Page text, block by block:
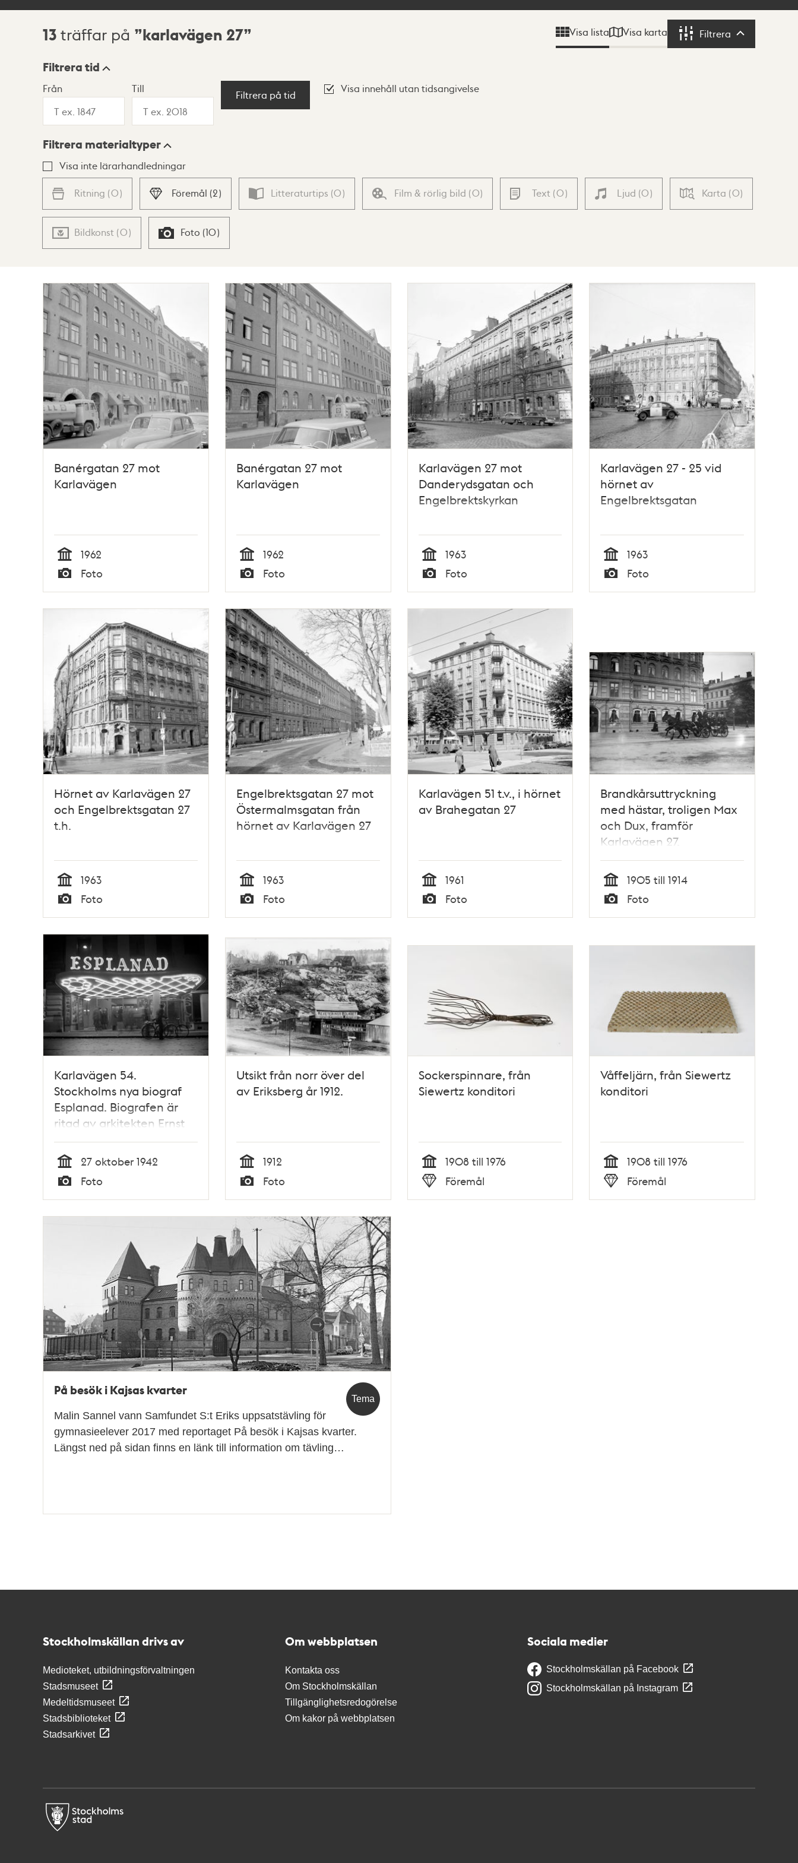
Sökresultat
13 träffar på karlavägen 27 Visa lista Visa karta Filtrera Filtrera
Visningsläge
Lista Karta
Filtrera tid
Från Till
Filtrera på tid
Visa innehåll utan tidsangivelse
Filtrera materialtyper
Visa inte lärarhandledningar
Ritning (0) Föremål (2) Litteraturtips (0) Film & rörlig bild (0) Text (0) Ljud (0) Karta (0)
Bildkonst (0) Foto (10)
Banérgatan 27 mot
Karlavägen
Tid
1962
Typ
Foto
Banérgatan 27 mot
Karlavägen
Tid
1962
Typ
Foto
Karlavägen 27 mot
Danderydsgatan och
Engelbrektskyrkan
Tid
1963
Typ
Foto
Karlavägen 27 - 25 vid
hörnet av
Engelbrektsgatan
Tid
1963
Typ
Foto
Hörnet av Karlavägen 27
och Engelbrektsgatan 27
t.h.
Tid
1963
Typ
Foto
Engelbrektsgatan 27 mot
Östermalmsgatan från
hörnet av Karlavägen 27
Tid
1963
Typ
Foto
Karlavägen 51 t.v., i hörnet
av Brahegatan 27
Tid
1961
Typ
Foto
Brandkårsuttryckning
med hästar, troligen Max
och Dux, framför
Karlavägen 27.
Tid
1905 till 1914
Typ
Foto
Karlavägen 54.
Stockholms nya biograf
Esplanad. Biografen är
ritad av arkitekten Ernst
Grönwall
Tid
27 oktober 1942
Typ
Foto
Utsikt från norr över del
av Eriksberg år 1912.
Tid
1912
Typ
Foto
Sockerspinnare, från
Siewertz konditori
Tid
1908 till 1976
Typ
Föremål
Våffeljärn, från Siewertz
konditori
Tid
1908 till 1976
Typ
Föremål
Tema
På besök i Kajsas kvarter
Malin Sannel vann Samfundet S:t Eriks uppsatstävling för
gymnasieelever 2017 med reportaget På besök i Kajsas kvarter.
Längst ned på sidan finns en länk till information om tävling…
Stockholmskällan drivs av
Medioteket, utbildningsförvaltningen
Stadsmuseet
Medeltidsmuseet
Stadsbiblioteket
Stadsarkivet
Om webbplatsen
Kontakta oss
Om Stockholmskällan
Tillgänglighetsredogörelse
Om kakor på webbplatsen
Sociala medier
Stockholmskällan på Facebook
Stockholmskällan på Instagram